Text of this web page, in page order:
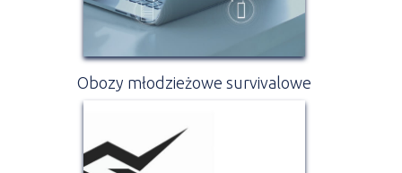
Obozy młodzieżowe survivalowe